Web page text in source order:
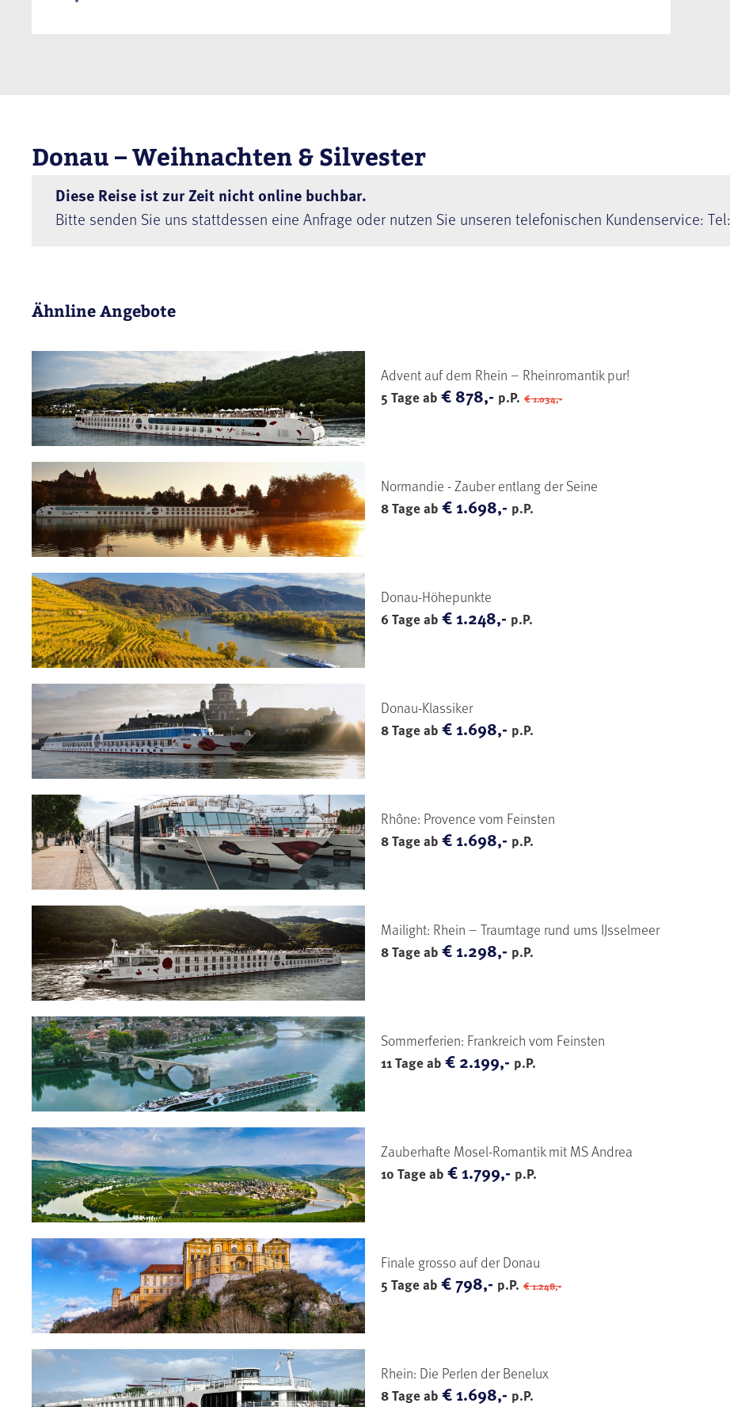
Donau – Weihnachten & Silvester
Diese Reise ist zur Zeit nicht online buchbar.
Bitte senden Sie uns stattdessen eine Anfrage oder nutzen Sie unseren telefonischen Kundenservice: Tel:
Ähnline Angebote
Advent auf dem Rhein – Rheinromantik pur!
5 Tage ab€ 878,- p.P. € 1.034,-
Normandie - Zauber entlang der Seine
8 Tage ab€ 1.698,- p.P.
Donau-Höhepunkte
6 Tage ab€ 1.248,- p.P.
Donau-Klassiker
8 Tage ab€ 1.698,- p.P.
Rhône: Provence vom Feinsten
8 Tage ab€ 1.698,- p.P.
Mailight: Rhein – Traumtage rund ums IJsselmeer
8 Tage ab€ 1.298,- p.P.
Sommerferien: Frankreich vom Feinsten
11 Tage ab€ 2.199,- p.P.
Zauberhafte Mosel-Romantik mit MS Andrea
10 Tage ab€ 1.799,- p.P.
Finale grosso auf der Donau
5 Tage ab€ 798,- p.P. € 1.248,-
Rhein: Die Perlen der Benelux
8 Tage ab€ 1.698,- p.P.